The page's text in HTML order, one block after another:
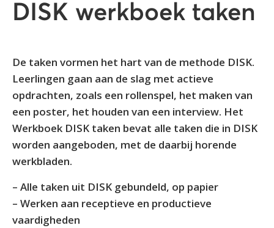
DISK werkboek taken
De taken vormen het hart van de methode DISK.
Leerlingen gaan aan de slag met actieve
opdrachten, zoals een rollenspel, het maken van
een poster, het houden van een interview. Het
Werkboek DISK taken bevat alle taken die in DISK
worden aangeboden, met de daarbij horende
werkbladen.
– Alle taken uit DISK gebundeld, op papier
– Werken aan receptieve en productieve
vaardigheden